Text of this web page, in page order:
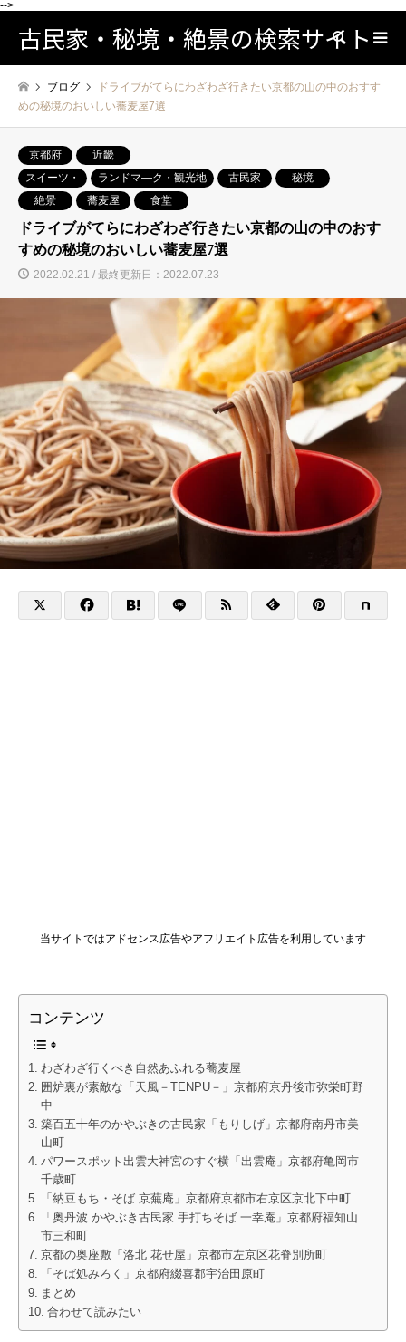
-->
古民家・秘境・絶景の検索サイト検索
ブログ
ドライブがてらにわざわざ行きたい京都の山の中のおすす
めの秘境のおいしい蕎麦屋7選
京都府
近畿
スイーツ・
ランドマ―ク・観光地 古民家
秘境
絶景
蕎麦屋 食堂
ドライブがてらにわざわざ行きたい京都の山の中のおす
すめの秘境のおいしい蕎麦屋7選
2022.02.21 / 最終更新日：2022.07.23
当サイトではアドセンス広告やアフリエイト広告を利用しています
コンテンツ
わざわざ行くべき自然あふれる蕎麦屋
囲炉裏が素敵な「天風－TENPU－」京都府京丹後市弥栄町野
中
築百五十年のかやぶきの古民家「もりしげ」京都府南丹市美
山町
パワースポット出雲大神宮のすぐ横「出雲庵」京都府亀岡市
千歳町
「納豆もち・そば 京蕪庵」京都府京都市右京区京北下中町
「奥丹波 かやぶき古民家 手打ちそば 一幸庵」京都府福知山
市三和町
京都の奥座敷「洛北 花せ屋」京都市左京区花脊別所町
「そば処みろく」京都府綴喜郡宇治田原町
まとめ
合わせて読みたい